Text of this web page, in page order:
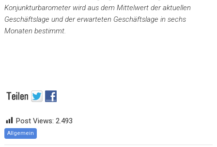
Konjunkturbarometer wird aus dem Mittelwert der aktuellen
Geschäftslage und der erwarteten Geschäftslage in sechs
Monaten bestimmt.
Post Views: 2.493
Allgemein